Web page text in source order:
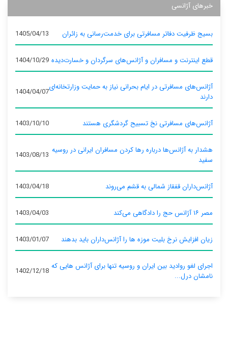
خبرهای آژانسی
بسیج ظرفیت دفاتر مسافرتی برای خدمت‌رسانی به زائران 1405/04/13
قطع اینترنت و مسافران و آژانس‌های سرگردان و خسارت‌دیده 1404/10/29
آژانس‌های مسافرتی در ایام بحرانی نیاز به حمایت وزارتخانه‌ای
دارند
1404/04/07
آژانس‌های مسافرتی نخ تسبیح گردشگری هستند 1403/10/10
هشدار به آژانس‌ها درباره رها کردن مسافران ایرانی در روسیه
سفید
1403/08/13
آژانس‌داران قفقاز شمالی به قشم می‌روند 1403/04/18
مصر ۱۶ آژانس حج را دادگاهی می‌کند 1403/04/03
زیان افزایش نرخ بلیت موزه ها را آژانس‌داران باید بدهند 1403/01/07
اجرای لغو روادید بین ایران و روسیه تنها برای آژانس‌ هایی که
نامشان درل...
1402/12/18